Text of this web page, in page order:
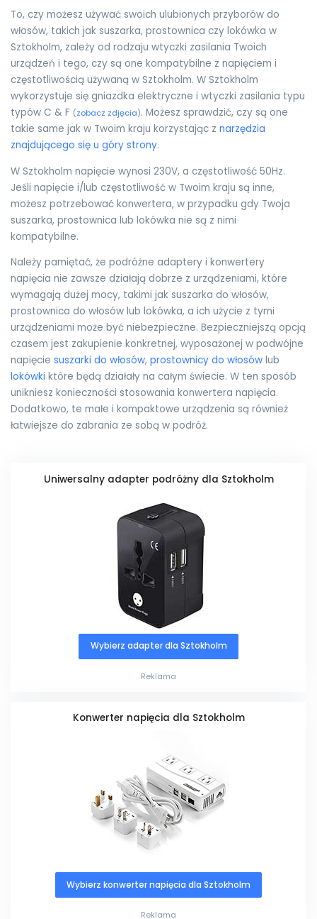
To, czy możesz używać swoich ulubionych przyborów do
włosów, takich jak suszarka, prostownica czy lokówka w
Sztokholm, zależy od rodzaju wtyczki zasilania Twoich
urządzeń i tego, czy są one kompatybilne z napięciem i
częstotliwością używaną w Sztokholm. W Sztokholm
wykorzystuje się gniazdka elektryczne i wtyczki zasilania typu
typów C & F (zobacz zdjęcia). Możesz sprawdzić, czy są one
takie same jak w Twoim kraju korzystając z narzędzia
znajdującego się u góry strony.
W Sztokholm napięcie wynosi 230V, a częstotliwość 50Hz.
Jeśli napięcie i/lub częstotliwość w Twoim kraju są inne,
możesz potrzebować konwertera, w przypadku gdy Twoja
suszarka, prostownica lub lokówka nie są z nimi
kompatybilne.
Należy pamiętać, że podróżne adaptery i konwertery
napięcia nie zawsze działają dobrze z urządzeniami, które
wymagają dużej mocy, takimi jak suszarka do włosów,
prostownica do włosów lub lokówka, a ich użycie z tymi
urządzeniami może być niebezpieczne. Bezpieczniejszą opcją
czasem jest zakupienie konkretnej, wyposażonej w podwójne
napięcie suszarki do włosów, prostownicy do włosów lub
lokówki które będą działały na całym świecie. W ten sposób
unikniesz konieczności stosowania konwertera napięcia.
Dodatkowo, te małe i kompaktowe urządzenia są również
łatwiejsze do zabrania ze sobą w podróż.
Uniwersalny adapter podróżny dla Sztokholm
Wybierz adapter dla Sztokholm
Reklama
Konwerter napięcia dla Sztokholm
Wybierz konwerter napięcia dla Sztokholm
Reklama